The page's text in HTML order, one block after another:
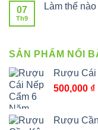
07
Th9
Làm thế
SẢN PHẨM NỔI
Rượu Cái
500,000 ₫
Rượu